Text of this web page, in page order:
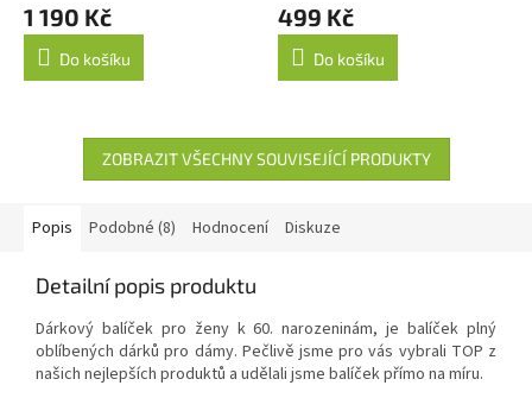
1 190 Kč
Do košíku
499 Kč
Do košíku
ZOBRAZIT VŠECHNY SOUVISEJÍCÍ PRODUKTY
Popis Podobné (8) Hodnocení Diskuze
Detailní popis produktu
Dárkový balíček pro ženy k 60. narozeninám, je balíček plný
oblíbených dárků pro dámy. Pečlivě jsme pro vás vybrali TOP z
našich nejlepších produktů a udělali jsme balíček přímo na míru.